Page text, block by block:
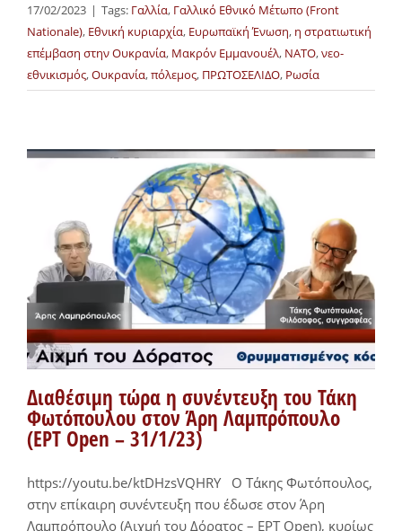
17/02/2023 | Tags: Γαλλία, Γαλλικό Εθνικό Μέτωπο (Front
Nationale), Εθνική κυριαρχία, Ευρωπαϊκή Ένωση, η στρατιωτική
επέμβαση στην Ουκρανία, Μακρόν Εμμανουέλ, ΝΑΤΟ,νεο-
εθνικισμός,Ουκρανία,πόλεμος, ΠΡΩΤΟΣΕΛΙΔΟ, Ρωσία
Διαθέσιμη τώρα η συνέντευξη του Τάκη
Φωτόπουλου στον Άρη Λαμπρόπουλο
(ΕΡΤ Open – 31/1/23)
https://youtu.be/ktDHzsVQHRY Ο Τάκης Φωτόπουλος,
στην επίκαιρη συνέντευξη που έδωσε στον Άρη
Λαμπρόπουλο (Αιχμή του Δόρατος – ΕΡΤ Open), κυρίως